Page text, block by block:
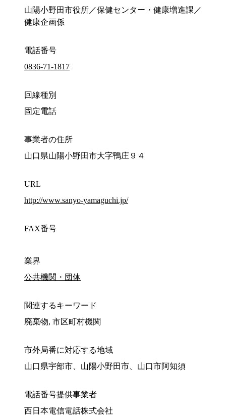
山陽小野田市役所／保健センター・健康増進課／
健康企画係
電話番号
0836-71-1817
回線種別
固定電話
事業者の住所
山口県山陽小野田市大字鴨庄９４
URL
http://www.sanyo-yamaguchi.jp/
FAX番号
業界
公共機関・団体
関連するキーワード
廃棄物, 市区町村機関
市外局番に対応する地域
山口県宇部市、山陽小野田市、山口市阿知須
電話番号提供事業者
西日本電信電話株式会社